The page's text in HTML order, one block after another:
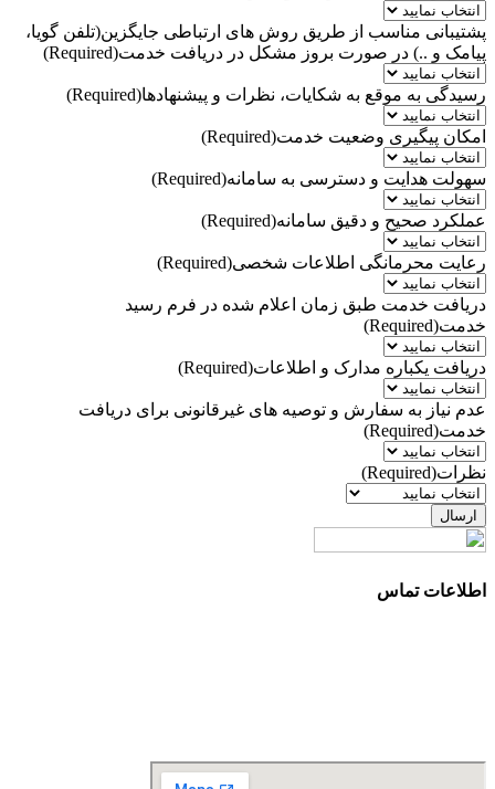
پشتیبانی مناسب از طریق روش های ارتباطی جایگزین(تلفن گویا،
پیامک و ..) در صورت بروز مشکل در دریافت خدمت(Required)
رسیدگی به موقع به شکایات، نظرات و پیشنهادها(Required)
امکان پیگیری وضعیت خدمت(Required)
سهولت هدایت و دسترسی به سامانه(Required)
عملکرد صحیح و دقیق سامانه(Required)
رعایت محرمانگی اطلاعات شخصی(Required)
دریافت خدمت طبق زمان اعلام شده در فرم رسید
خدمت(Required)
دریافت یکباره مدارک و اطلاعات(Required)
عدم نیاز به سفارش و توصیه های غیرقانونی برای دریافت
خدمت(Required)
نظرات(Required)
اطلاعات تماس